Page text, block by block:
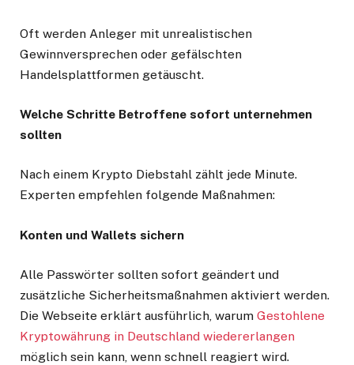
Oft werden Anleger mit unrealistischen
Gewinnversprechen oder gefälschten
Handelsplattformen getäuscht.
Welche Schritte Betroffene sofort unternehmen
sollten
Nach einem Krypto Diebstahl zählt jede Minute.
Experten empfehlen folgende Maßnahmen:
Konten und Wallets sichern
Alle Passwörter sollten sofort geändert und
zusätzliche Sicherheitsmaßnahmen aktiviert werden.
Die Webseite erklärt ausführlich, warum Gestohlene
Kryptowährung in Deutschland wiedererlangen
möglich sein kann, wenn schnell reagiert wird.